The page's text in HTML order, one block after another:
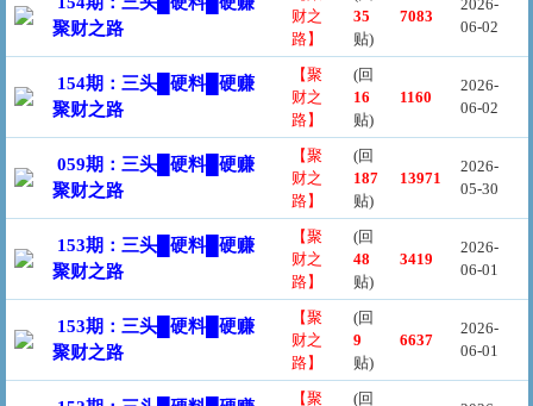
聚财之路
财之
路】
35
贴)
7083
2026-
06-02
154期：三头█硬料█硬赚
聚财之路
【聚
财之
路】
(回
16
贴)
1160
2026-
06-02
059期：三头█硬料█硬赚
聚财之路
【聚
财之
路】
(回
187
贴)
13971
2026-
05-30
153期：三头█硬料█硬赚
聚财之路
【聚
财之
路】
(回
48
贴)
3419
2026-
06-01
153期：三头█硬料█硬赚
聚财之路
【聚
财之
路】
(回
9
贴)
6637
2026-
06-01
【聚
(回